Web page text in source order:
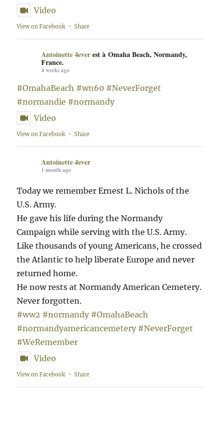
Video
View on Facebook · Share
Antoinette 4ever est à Omaha Beach, Normandy,
France.
4 weeks ago
#OmahaBeach #wn60 #NeverForget
#normandie #normandy
Video
View on Facebook · Share
Antoinette 4ever
1 month ago
Today we remember Ernest L. Nichols of the
U.S. Army.
He gave his life during the Normandy
Campaign while serving with the U.S. Army.
Like thousands of young Americans, he crossed
the Atlantic to help liberate Europe and never
returned home.
He now rests at Normandy American Cemetery.
Never forgotten.
#ww2 #normandy #OmahaBeach
#normandyamericancemetery #NeverForget
#WeRemember
Video
View on Facebook · Share